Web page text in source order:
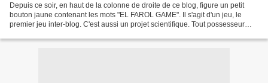
Depuis ce soir, en haut de la colonne de droite de ce blog, figure un petit
bouton jaune contenant les mots "EL FAROL GAME". Il s'agit d'un jeu, le
premier jeu inter-blog. C'est aussi un projet scientifique. Tout possesseur